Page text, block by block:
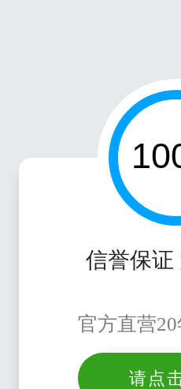
信誉保证
官方直营
请点